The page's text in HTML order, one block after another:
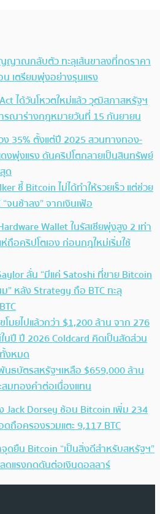
ญาณกลับตัว ทะลุเส้นขาลงที่กดราคา
น เตรียมพุ่งอย่างรุนแรง
Act ได้วันโหวตใหม่แล้ว วุฒิสภาสหรัฐฯ
รณาร่างกฎหมายวันที่ 15 กันยายน
ง 35% ตั้งแต่ปี 2025 สวนทางทอง-
งพุ่งแรง ดันคริปโตกลายเป็นสินทรัพย์
ด
ชี้ Bitcoin ไม่ได้ทำให้รวยเร็ว แต่ช่วย
จนช้าลง” จากเงินเฟ้อ
Wallet ในรัสเซียพุ่งสูง 2 เท่า
ถือคริปโตเอง ก่อนกฎใหม่เริ่มใช้
ลั่น “มีแค่ Satoshi ที่ขาย Bitcoin
” หลัง Strategy ถือ BTC ทะลุ
โมยไปแล้วกว่า $1,200 ล้าน จาก 276
นปี ปี 2026 Coldcard คิดเป็นสัดส่วน
งหมด
นธบัตรสหรัฐฯเหลือ $659,000 ล้าน
สมทองคำต่อเนื่องแทน
Jack Dorsey ช้อน Bitcoin เพิ่ม 234
ดถือครองรวมแตะ 9,117 BTC
ดยืน Bitcoin “เป็นสิ่งดีสำหรับสหรัฐฯ”
ลดแรงกดดันต่อเงินดอลลาร์